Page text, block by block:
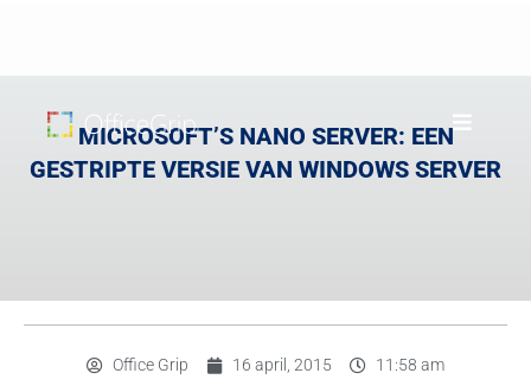
MICROSOFT’S NANO SERVER: EEN
GESTRIPTE VERSIE VAN WINDOWS SERVER
Office Grip 16 april, 2015
11:58 am